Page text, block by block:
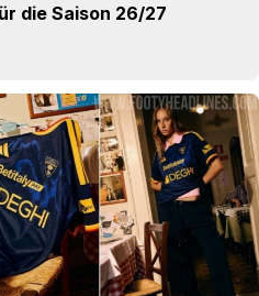
die Saison 26/27